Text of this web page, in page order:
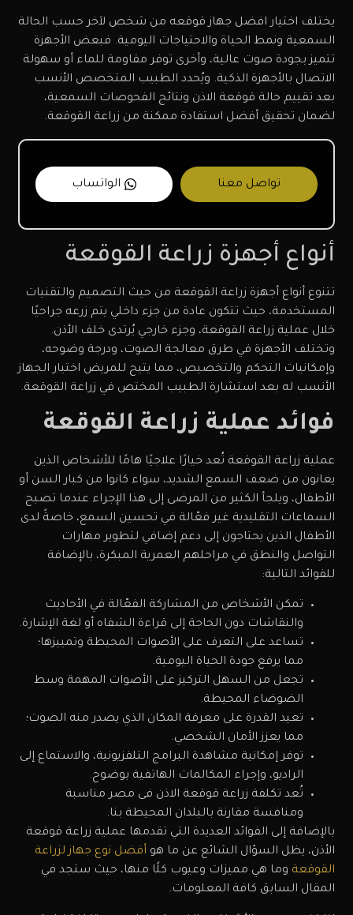
يختلف اختيار افضل جهاز قوقعه من شخص لآخر حسب الحالة
السمعية ونمط الحياة والاحتياجات اليومية. فبعض الأجهزة
تتميز بجودة صوت عالية، وأخرى توفر مقاومة للماء أو سهولة
الاتصال بالأجهزة الذكية. ويُحدد الطبيب المتخصص الأنسب
بعد تقييم حالة قوقعة الاذن ونتائج الفحوصات السمعية،
لضمان تحقيق أفضل استفادة ممكنة من زراعة القوقعة.
تواصل معنا الواتساب
أنواع أجهزة زراعة القوقعة
تتنوع أنواع أجهزة زراعة القوقعة من حيث التصميم والتقنيات
المستخدمة، حيث تتكون عادة من جزء داخلي يتم زرعه جراحيًا
خلال عملية زراعة القوقعة، وجزء خارجي يُرتدى خلف الأذن.
وتختلف الأجهزة في طرق معالجة الصوت، ودرجة وضوحه،
وإمكانيات التحكم والتخصيص، مما يتيح للمريض اختيار الجهاز
الأنسب له بعد استشارة الطبيب المختص في زراعة القوقعة.
فوائد عملية زراعة القوقعة
عملية زراعة القوقعة تُعد خيارًا علاجيًا هامًا للأشخاص الذين
يعانون من ضعف السمع الشديد، سواء كانوا من كبار السن أو
الأطفال، ويلجأ الكثير من المرضى إلى هذا الإجراء عندما تصبح
السماعات التقليدية غير فعّالة في تحسين السمع، خاصةً لدى
الأطفال الذين يحتاجون إلى دعم إضافي لتطوير مهارات
التواصل والنطق في مراحلهم العمرية المبكرة، بالإضافة
للفوائد التالية:
تمكن الأشخاص من المشاركة الفعّالة في الأحاديث
والنقاشات دون الحاجة إلى قراءة الشفاه أو لغة الإشارة.
تساعد على التعرف على الأصوات المحيطة وتمييزها؛
مما يرفع جودة الحياة اليومية.
تجعل من السهل التركيز على الأصوات المهمة وسط
الضوضاء المحيطة.
تعيد القدرة على معرفة المكان الذي يصدر منه الصوت؛
مما يعزز الأمان الشخصي.
توفر إمكانية مشاهدة البرامج التلفزيونية، والاستماع إلى
الراديو، وإجراء المكالمات الهاتفية بوضوح.
تُعد تكلفة زراعة قوقعة الاذن فى مصر مناسبة
ومنافسة مقارنة بالبلدان المحيطة بنا.
بالإضافة إلى الفوائد العديدة التي تقدمها عملية زراعة قوقعة
الأذن، يظل السؤال الشائع عن ما هو أفضل نوع جهاز لزراعة
القوقعة وما هي مميزات وعيوب كلًا منها، حيث ستجد في
المقال السابق كافة المعلومات.